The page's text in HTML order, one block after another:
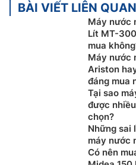
BÀI VIẾT LIÊN QUAN
Máy nước
Lít MT-
mua
Máy nước
Ariston
đáng mua
Tại sao
được
chọn?
Những sai
máy nước
Có nên